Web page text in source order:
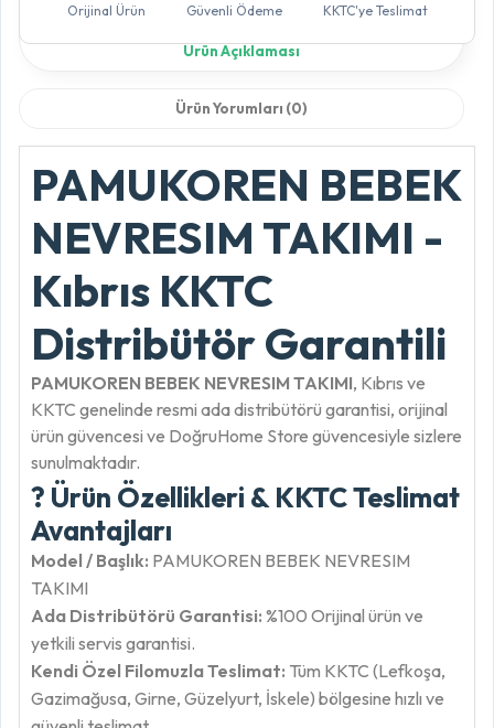
Orijinal Ürün Güvenli Ödeme KKTC'ye Teslimat
Ürün Açıklaması
Ürün Yorumları (0)
PAMUKOREN BEBEK
NEVRESIM TAKIMI -
Kıbrıs KKTC
Distribütör Garantili
PAMUKOREN BEBEK NEVRESIM TAKIMI, Kıbrıs ve
KKTC genelinde resmi ada distribütörü garantisi, orijinal
ürün güvencesi ve DoğruHome Store güvencesiyle sizlere
sunulmaktadır.
? Ürün Özellikleri & KKTC Teslimat
Avantajları
Model / Başlık: PAMUKOREN BEBEK NEVRESIM
TAKIMI
Ada Distribütörü Garantisi: %100 Orijinal ürün ve
yetkili servis garantisi.
Kendi Özel Filomuzla Teslimat: Tüm KKTC (Lefkoşa,
Gazimağusa, Girne, Güzelyurt, İskele) bölgesine hızlı ve